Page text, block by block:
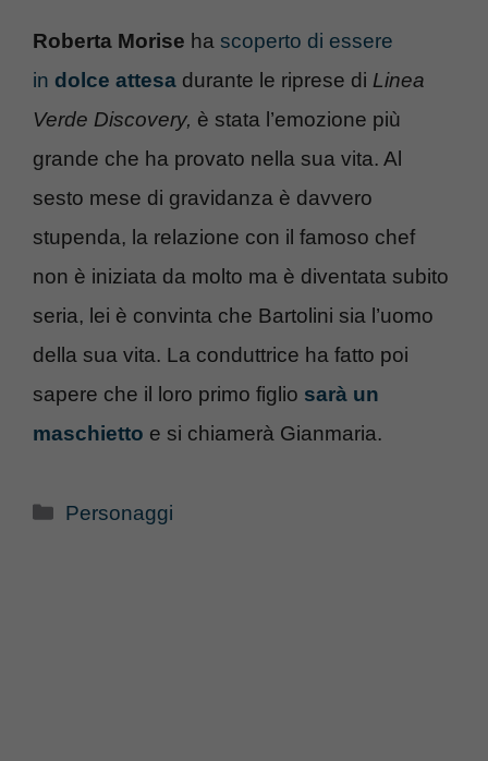
Roberta Morise ha scoperto di essere
in dolce attesa durante le riprese di Linea
Verde Discovery, è stata l’emozione più
grande che ha provato nella sua vita. Al
sesto mese di gravidanza è davvero
stupenda, la relazione con il famoso chef
non è iniziata da molto ma è diventata subito
seria, lei è convinta che Bartolini sia l’uomo
della sua vita. La conduttrice ha fatto poi
sapere che il loro primo figlio sarà un
maschietto e si chiamerà Gianmaria.
Categorie
Personaggi